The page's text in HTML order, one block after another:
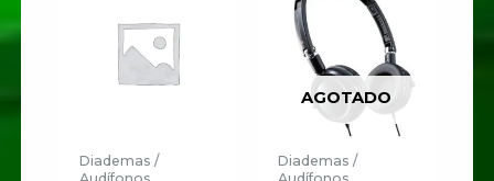
Diademas /
AGOTADO
Diademas /